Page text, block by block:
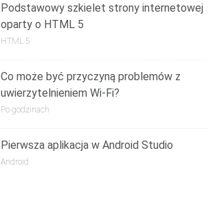
Podstawowy szkielet strony internetowej
oparty o HTML 5
HTML 5
Co może być przyczyną problemów z
uwierzytelnieniem Wi-Fi?
Po godzinach
Pierwsza aplikacja w Android Studio
Android